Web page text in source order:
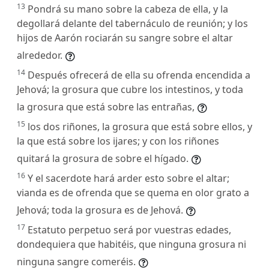
13 Pondrá su mano sobre la cabeza de ella, y la
degollará delante del tabernáculo de reunión; y los
hijos de Aarón rociarán su sangre sobre el altar
alrededor.
14 Después ofrecerá de ella su ofrenda encendida a
Jehová; la grosura que cubre los intestinos, y toda
la grosura que está sobre las entrañas,
15 los dos riñones, la grosura que está sobre ellos, y
la que está sobre los ijares; y con los riñones
quitará la grosura de sobre el hígado.
16 Y el sacerdote hará arder esto sobre el altar;
vianda es de ofrenda que se quema en olor grato a
Jehová; toda la grosura es de Jehová.
17 Estatuto perpetuo será por vuestras edades,
dondequiera que habitéis, que ninguna grosura ni
ninguna sangre comeréis.